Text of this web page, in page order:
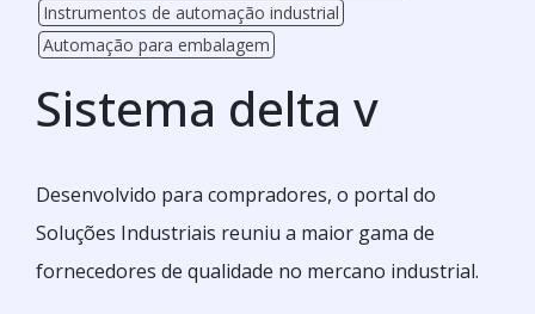
Instrumentos de automação industrial
Automação para embalagem
Sistema delta v
Desenvolvido para compradores, o portal do
Soluções Industriais reuniu a maior gama de
fornecedores de qualidade no mercano industrial.